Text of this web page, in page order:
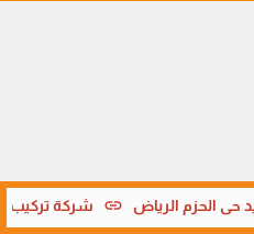
حي الحزم الرياض link شركة تركيب